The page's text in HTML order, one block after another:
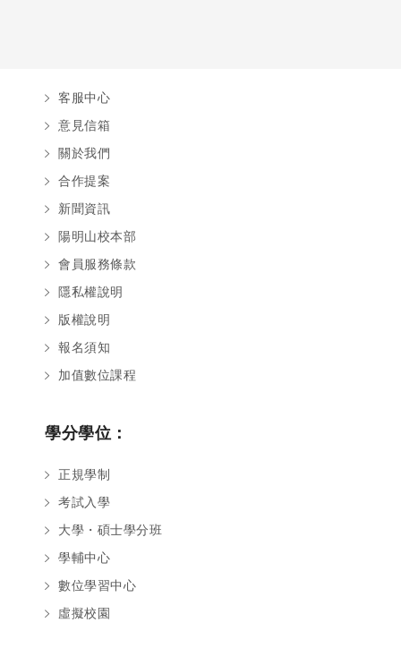
客服中心
意見信箱
關於我們
合作提案
新聞資訊
陽明山校本部
會員服務條款
隱私權說明
版權說明
報名須知
加值數位課程
學分學位：
正規學制
考試入學
大學・碩士學分班
學輔中心
數位學習中心
虛擬校園